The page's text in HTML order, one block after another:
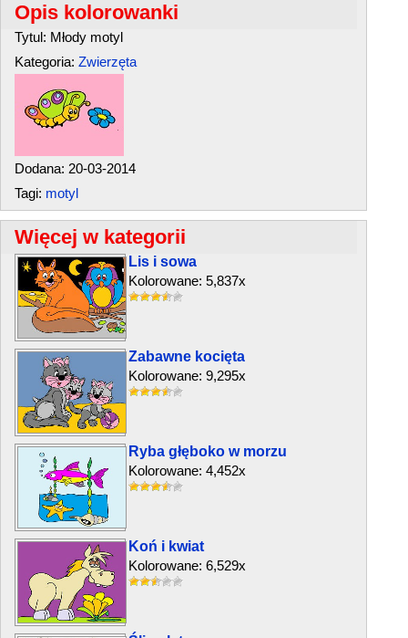
Opis kolorowanki
Tytul: Młody motyl
Kategoria: Zwierzęta
Dodana: 20-03-2014
Tagi: motyl
Więcej w kategorii
Lis i sowa
Kolorowane: 5,837x
Zabawne kocięta
Kolorowane: 9,295x
Ryba głęboko w morzu
Kolorowane: 4,452x
Koń i kwiat
Kolorowane: 6,529x